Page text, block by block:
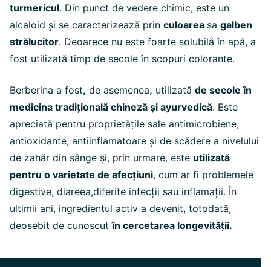
turmericul. Din punct de vedere chimic, este un
alcaloid și se caracterizează prin culoarea sa galben
strălucitor. Deoarece nu este foarte solubilă în apă, a
fost utilizată timp de secole în scopuri colorante.
Berberina a fost, de asemenea, utilizată de secole în
medicina tradițională chineză și ayurvedică. Este
apreciată pentru proprietățile sale antimicrobiene,
antioxidante, antiinflamatoare și de scădere a nivelului
de zahăr din sânge și, prin urmare, este utilizată
pentru o varietate de afecțiuni, cum ar fi problemele
digestive, diareea,diferite infecții sau inflamații. În
ultimii ani, ingredientul activ a devenit, totodată,
deosebit de cunoscutîn cercetarea longevității.